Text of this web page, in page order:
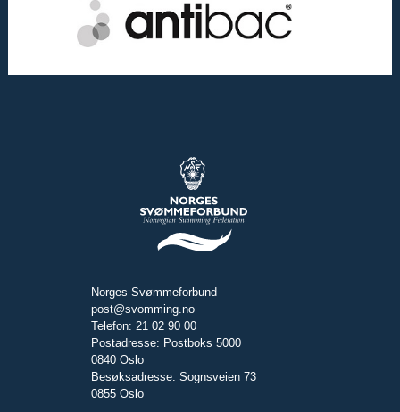
Norges Svømmeforbund
post@svomming.no
Telefon: 21 02 90 00
Postadresse: Postboks 5000
0840 Oslo
Besøksadresse: Sognsveien 73
0855 Oslo